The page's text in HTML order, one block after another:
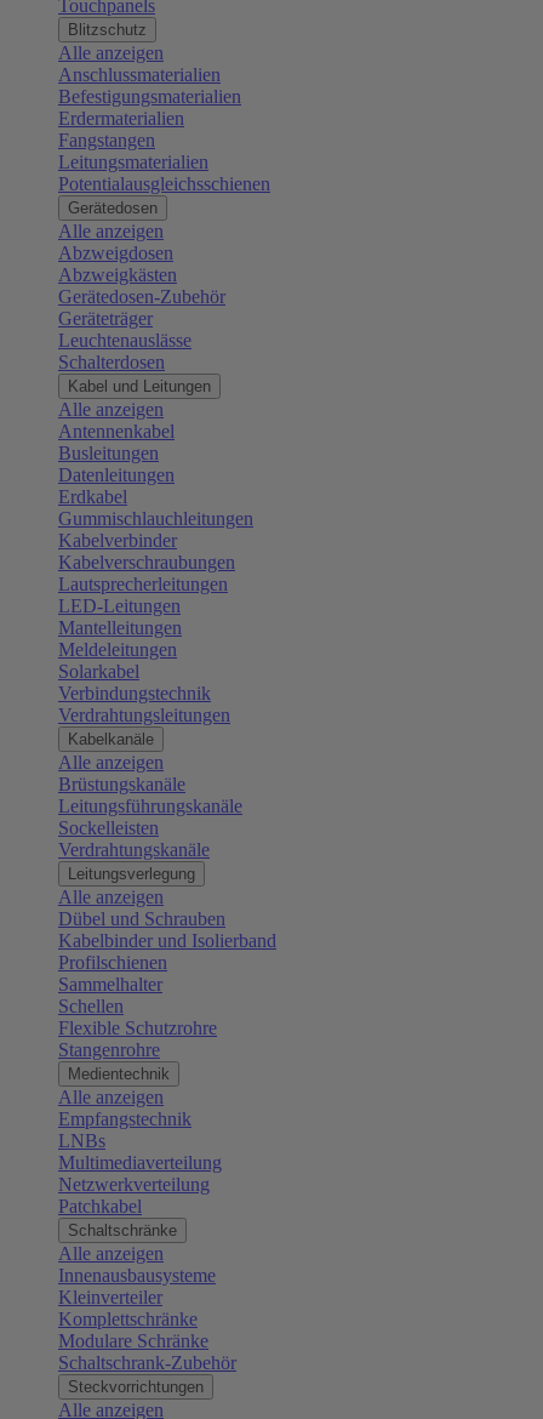
Touchpanels
Blitzschutz
Alle anzeigen
Anschlussmaterialien
Befestigungsmaterialien
Erdermaterialien
Fangstangen
Leitungsmaterialien
Potentialausgleichsschienen
Gerätedosen
Alle anzeigen
Abzweigdosen
Abzweigkästen
Gerätedosen-Zubehör
Geräteträger
Leuchtenauslässe
Schalterdosen
Kabel und Leitungen
Alle anzeigen
Antennenkabel
Busleitungen
Datenleitungen
Erdkabel
Gummischlauchleitungen
Kabelverbinder
Kabelverschraubungen
Lautsprecherleitungen
LED-Leitungen
Mantelleitungen
Meldeleitungen
Solarkabel
Verbindungstechnik
Verdrahtungsleitungen
Kabelkanäle
Alle anzeigen
Brüstungskanäle
Leitungsführungskanäle
Sockelleisten
Verdrahtungskanäle
Leitungsverlegung
Alle anzeigen
Dübel und Schrauben
Kabelbinder und Isolierband
Profilschienen
Sammelhalter
Schellen
Flexible Schutzrohre
Stangenrohre
Medientechnik
Alle anzeigen
Empfangstechnik
LNBs
Multimediaverteilung
Netzwerkverteilung
Patchkabel
Schaltschränke
Alle anzeigen
Innenausbausysteme
Kleinverteiler
Komplettschränke
Modulare Schränke
Schaltschrank-Zubehör
Steckvorrichtungen
Alle anzeigen